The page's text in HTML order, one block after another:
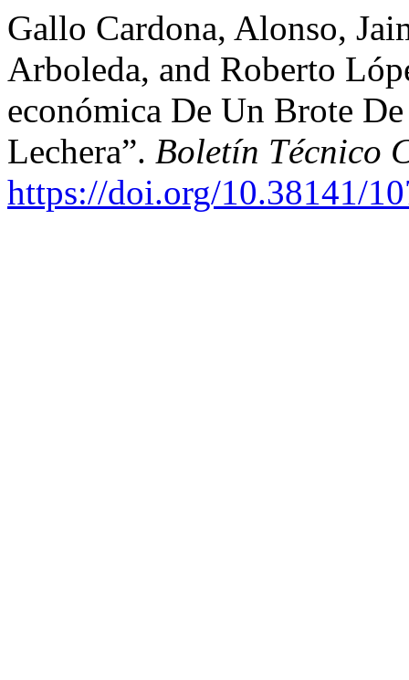
Gallo Cardona, Alonso,
Arboleda, and Roberto
económica De Un Brote
Lechera”. Boletín Técnico
https://doi.org/10.38141/